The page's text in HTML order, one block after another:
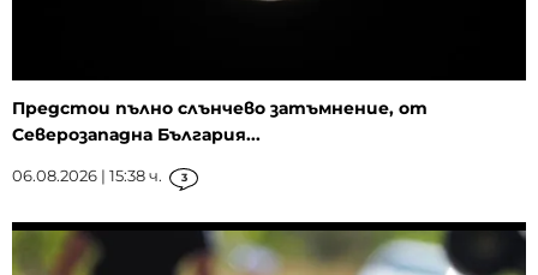
Предстои пълно слънчево затъмнение, от
Северозападна България...
06.08.2026 | 15:38 ч. 3